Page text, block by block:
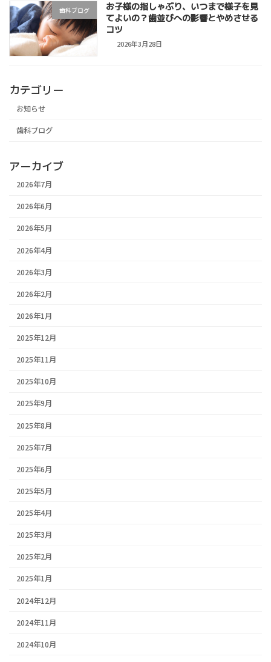
歯科ブログ
お子様の指しゃぶり、いつまで様子を見
てよいの？歯並びへの影響とやめさせる
コツ
2026年3月28日
カテゴリー
お知らせ
歯科ブログ
アーカイブ
2026年7月
2026年6月
2026年5月
2026年4月
2026年3月
2026年2月
2026年1月
2025年12月
2025年11月
2025年10月
2025年9月
2025年8月
2025年7月
2025年6月
2025年5月
2025年4月
2025年3月
2025年2月
2025年1月
2024年12月
2024年11月
2024年10月